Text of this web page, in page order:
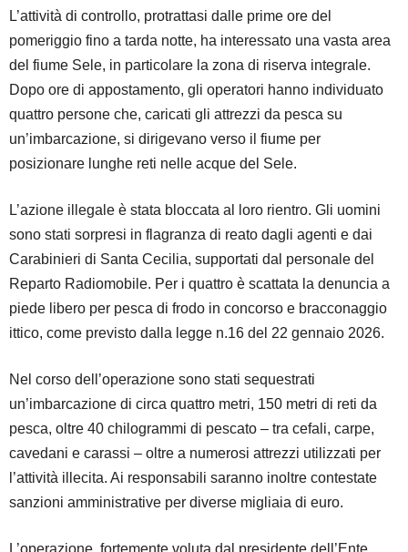
L’attività di controllo, protrattasi dalle prime ore del
pomeriggio fino a tarda notte, ha interessato una vasta area
del fiume Sele, in particolare la zona di riserva integrale.
Dopo ore di appostamento, gli operatori hanno individuato
quattro persone che, caricati gli attrezzi da pesca su
un’imbarcazione, si dirigevano verso il fiume per
posizionare lunghe reti nelle acque del Sele.
L’azione illegale è stata bloccata al loro rientro. Gli uomini
sono stati sorpresi in flagranza di reato dagli agenti e dai
Carabinieri di Santa Cecilia, supportati dal personale del
Reparto Radiomobile. Per i quattro è scattata la denuncia a
piede libero per pesca di frodo in concorso e bracconaggio
ittico, come previsto dalla legge n.16 del 22 gennaio 2026.
Nel corso dell’operazione sono stati sequestrati
un’imbarcazione di circa quattro metri, 150 metri di reti da
pesca, oltre 40 chilogrammi di pescato – tra cefali, carpe,
cavedani e carassi – oltre a numerosi attrezzi utilizzati per
l’attività illecita. Ai responsabili saranno inoltre contestate
sanzioni amministrative per diverse migliaia di euro.